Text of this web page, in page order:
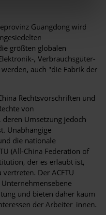
Guangdong wird
größten globalen
, Verbrauchsgüter-
auch "die Fabrik der
Rechtsvorschriften und
von
Umsetzung jedoch
Unabhängige
die nationale
(All-China Federation of
der es erlaubt ist,
Der ACFTU
und bieten daher kaum
der Arbeiter_innen.